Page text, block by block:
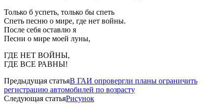
Только б успеть, только бы спеть
Спеть песню о мире, где нет войны.
После себя оставлю я
Песни о мире моей луны,
ГДЕ НЕТ ВОЙНЫ,
ГДЕ ВСЕ РАВНЫ!
Предыдущая статьяВ ГАИ опровергли планы ограничить
регистрацию автомобилей по возрасту
Следующая статьяРисунок